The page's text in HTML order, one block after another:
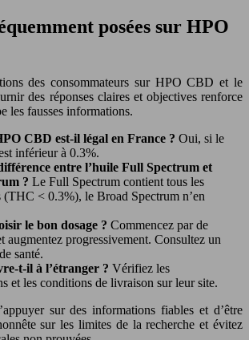
posées sur HPO
des consommateurs sur HPO CBD et le
des réponses claires et objectives renforce
les fausses informations.
CBD est-il légal en France ? Oui, si le
inférieur à 0.3%.
entre l’huile Full Spectrum et
? Le Full Spectrum contient tous les
(THC < 0.3%), le Broad Spectrum n’en
le bon dosage ? Commencez par de
augmentez progressivement. Consultez un
santé.
t-il à l’étranger ? Vérifiez les
et les conditions de livraison sur leur site.
sur des informations fiables et d’être
sur les limites de la recherche et évitez